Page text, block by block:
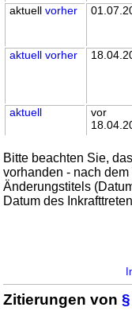
aktuellvorher
aktuell vorher
aktuell
vor
Bitte beachten Sie,
vorhanden - nach
Änderungstitels
Datum des
Zitierungen von